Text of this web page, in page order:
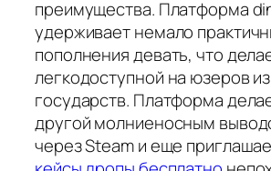
преимущества. Платформа
удерживает немало
пополнения девать, что
легкодоступной на юзеров
государств. Платформа
другой молниеносным
через Steam и еще